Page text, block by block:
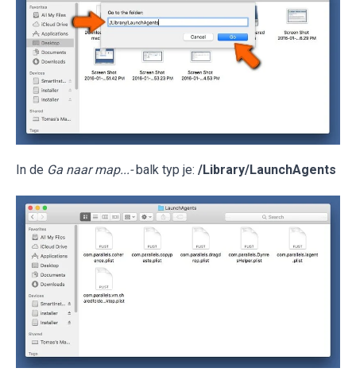
In de Ga naar map...- balk typ je: /Library/LaunchAgents